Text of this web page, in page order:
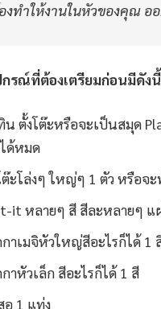
ทำให้งานในหัวของคุณ อ
กรณ์ที่ต้องเตรียมก่อนมีดัง
ตั้งโต๊ะหรือจะเป็นสมุด
ด้หมด
ะโล่งๆ ใหญ่ๆ 1 ตัว หรือจ
it หลายๆ สี สีละหลายๆ แ
าเมจิหัวใหญ่สีอะไรก็ได้ 1
าหัวเล็ก สีอะไรก็ได้ 1 สี
1 แท่ง